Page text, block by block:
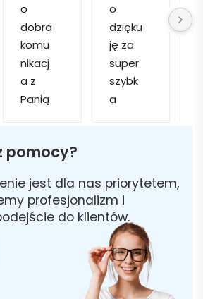
o
dobra
komu
nikacj
a z
Panią
Szybk
realiza
cja ✅
Szybk
o
dzięku
ję za
super
szybk
a
Został
am
poinfo
rmow
ana
że
pomocy?
jest dla nas priorytetem,
profesjonalizm i
do klientów.